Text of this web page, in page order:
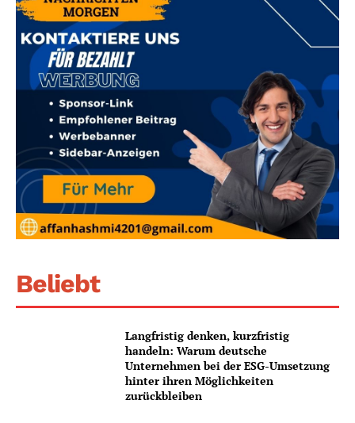
Beliebt
Langfristig denken, kurzfristig
handeln: Warum deutsche
Unternehmen bei der ESG-Umsetzung
hinter ihren Möglichkeiten
zurückbleiben